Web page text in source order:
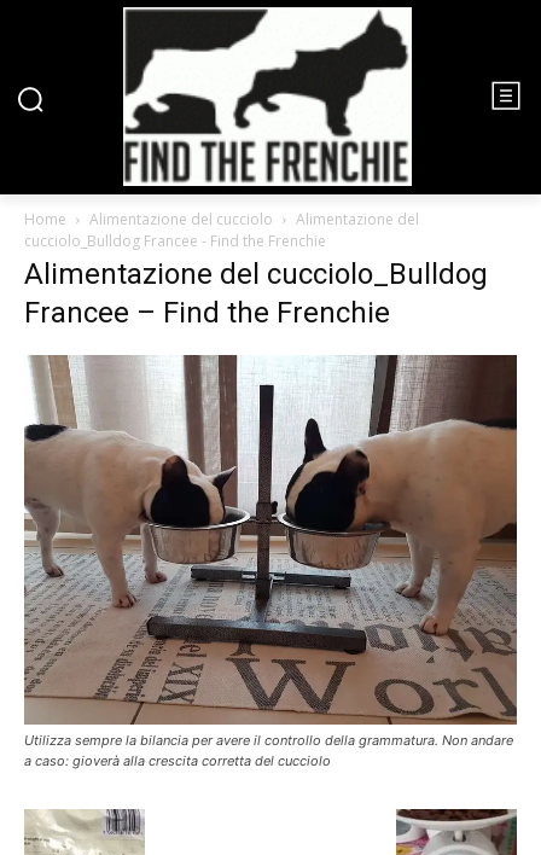
Home Alimentazione del cucciolo
Alimentazione del
cucciolo_Bulldog Francee - Find the Frenchie
Alimentazione del cucciolo_Bulldog
Francee – Find the Frenchie
Utilizza sempre la bilancia per avere il controllo della grammatura. Non andare
a caso: gioverà alla crescita corretta del cucciolo